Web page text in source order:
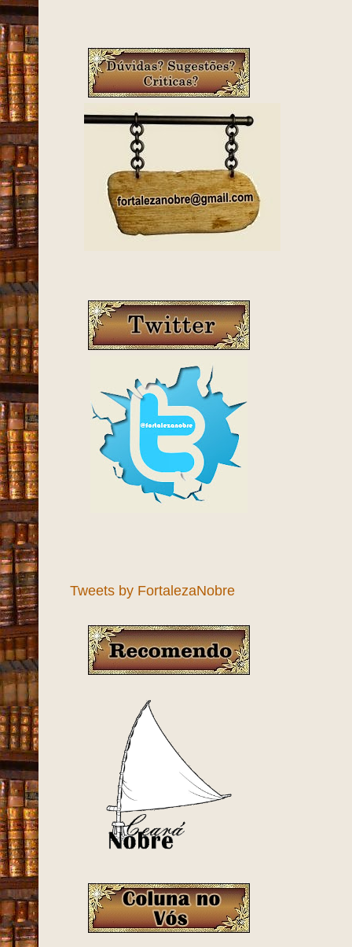
Tweets by FortalezaNobre